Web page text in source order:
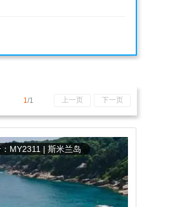
下一页
1/1 上一页
MY2311 | 斯米兰岛